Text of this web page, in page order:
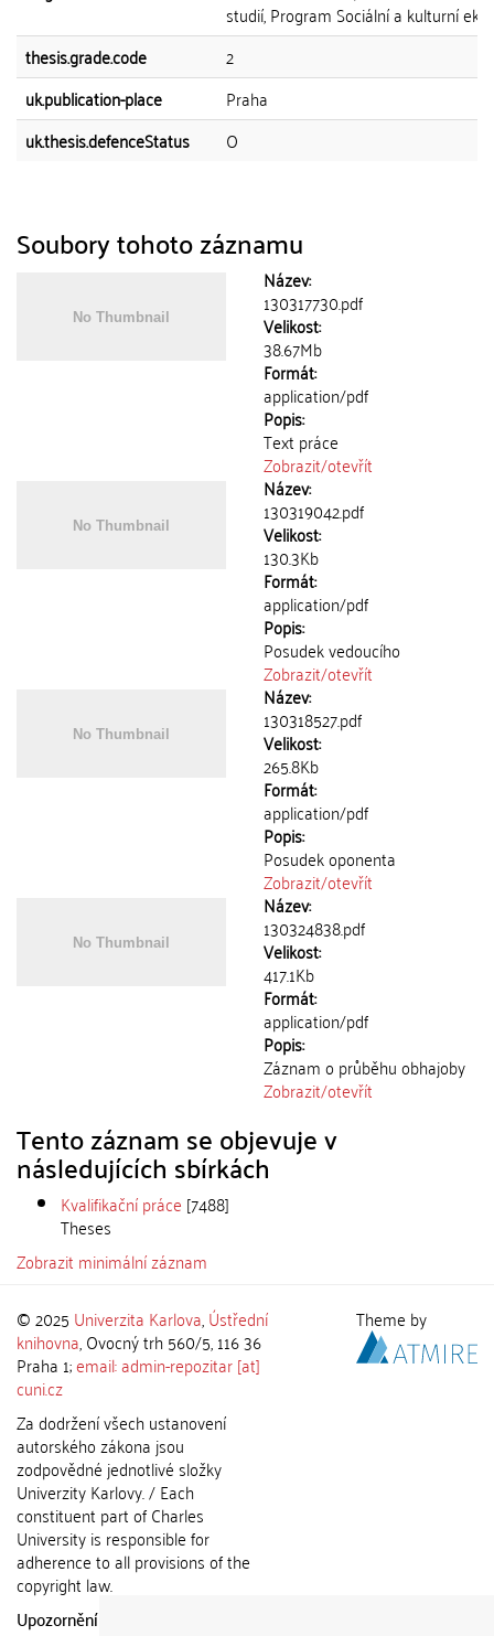
studií, Program Sociální a kulturní
thesis.grade.code
2
uk.publication-place
Praha
uk.thesis.defenceStatus
O
Soubory tohoto záznamu
Název:
130317730.pdf
Velikost:
38.67Mb
Formát:
application/pdf
Popis:
Text práce
Zobrazit/otevřít
Název:
130319042.pdf
Velikost:
130.3Kb
Formát:
application/pdf
Popis:
Posudek vedoucího
Zobrazit/otevřít
Název:
130318527.pdf
Velikost:
265.8Kb
Formát:
application/pdf
Popis:
Posudek oponenta
Zobrazit/otevřít
Název:
130324838.pdf
Velikost:
417.1Kb
Formát:
application/pdf
Popis:
Záznam o průběhu obhajoby
Zobrazit/otevřít
Tento záznam se objevuje v
následujících sbírkách
Kvalifikační práce [7488]
Theses
Zobrazit minimální záznam
© 2025 Univerzita Karlova,Ústřední
knihovna, Ovocný trh 560/5, 116 36
Praha 1;email: admin-repozitar [at]
cuni.cz
Za dodržení všech ustanovení
autorského zákona jsou
zodpovědné jednotlivé složky
Univerzity Karlovy. / Each
constituent part of Charles
University is responsible for
adherence to all provisions of the
copyright law.
Upozornění / Notice:
Theme by